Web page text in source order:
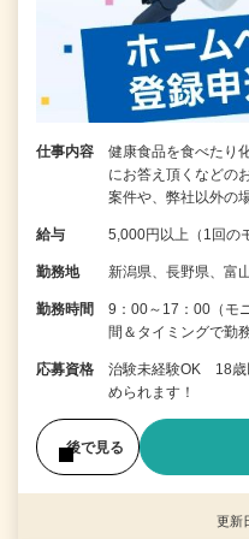
仕事内容
健康食品を食べたり
にお答え頂くなどの
案件や、弊社以外の
給与 5,000円以上（1回
勤務地 新潟県、長野県、富
勤務時間
9：00～17：00（モ
間＆タイミングで勤
応募資格
治験未経験OK 18歳
められます！
後で見る
更新